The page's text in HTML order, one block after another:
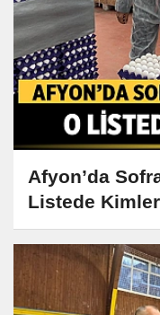
Afyon’da
Listede